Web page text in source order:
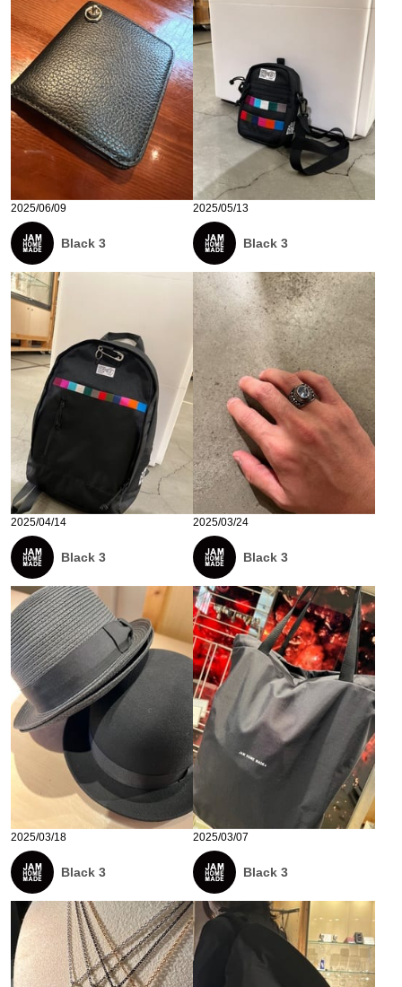
2025/06/09
Black 3
2025/05/13
Black 3
2025/04/14
Black 3
2025/03/24
Black 3
2025/03/18
Black 3
2025/03/07
Black 3